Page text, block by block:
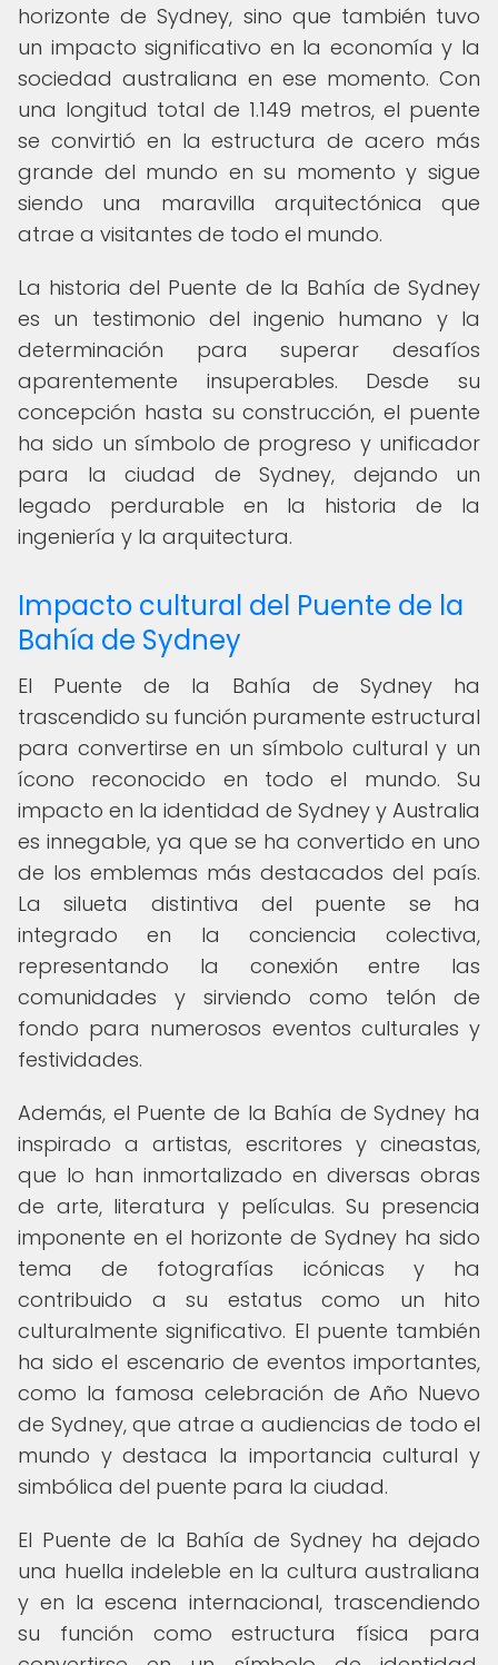
horizonte de Sydney, sino que también tuvo
un impacto significativo en la economía y la
sociedad australiana en ese momento. Con
una longitud total de 1.149 metros, el puente
se convirtió en la estructura de acero más
grande del mundo en su momento y sigue
siendo una maravilla arquitectónica que
atrae a visitantes de todo el mundo.
La historia del Puente de la Bahía de Sydney
es un testimonio del ingenio humano y la
determinación para superar desafíos
aparentemente insuperables. Desde su
concepción hasta su construcción, el puente
ha sido un símbolo de progreso y unificador
para la ciudad de Sydney, dejando un
legado perdurable en la historia de la
ingeniería y la arquitectura.
Impacto cultural del Puente de la
Bahía de Sydney
El Puente de la Bahía de Sydney ha
trascendido su función puramente estructural
para convertirse en un símbolo cultural y un
ícono reconocido en todo el mundo. Su
impacto en la identidad de Sydney y Australia
es innegable, ya que se ha convertido en uno
de los emblemas más destacados del país.
La silueta distintiva del puente se ha
integrado en la conciencia colectiva,
representando la conexión entre las
comunidades y sirviendo como telón de
fondo para numerosos eventos culturales y
festividades.
Además, el Puente de la Bahía de Sydney ha
inspirado a artistas, escritores y cineastas,
que lo han inmortalizado en diversas obras
de arte, literatura y películas. Su presencia
imponente en el horizonte de Sydney ha sido
tema de fotografías icónicas y ha
contribuido a su estatus como un hito
culturalmente significativo. El puente también
ha sido el escenario de eventos importantes,
como la famosa celebración de Año Nuevo
de Sydney, que atrae a audiencias de todo el
mundo y destaca la importancia cultural y
simbólica del puente para la ciudad.
El Puente de la Bahía de Sydney ha dejado
una huella indeleble en la cultura australiana
y en la escena internacional, trascendiendo
su función como estructura física para